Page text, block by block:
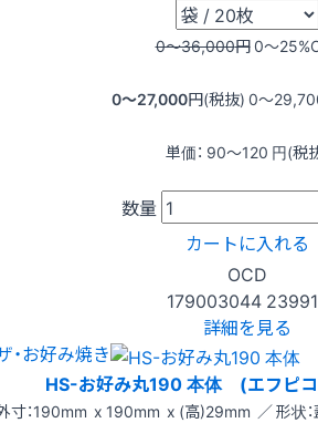
0〜36,000円0〜25
0〜27,000円(税抜) 0〜
単価： 90〜120 円(税
数量
カートに入れる
OCD
179003044
詳細を見る
・お好み焼き
HS-お好み丸190 本体 (エフピ
寸：190mm x 190mm x (高)29mm ／ 形状：